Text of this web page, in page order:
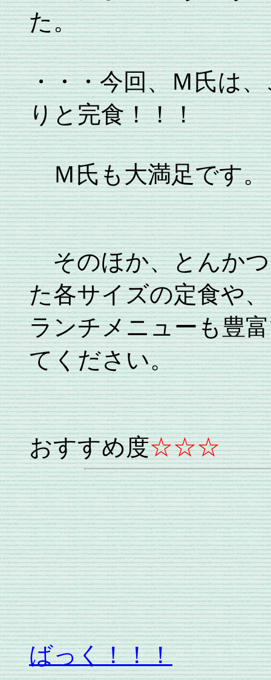
た。
・・・今回、Ｍ氏は
りと完食！！！
Ｍ氏も大満足です。
そのほか、とんかつ
た各サイズの定食や、
ランチメニューも豊
てください。
おすすめ度☆☆☆
ばっく！！！